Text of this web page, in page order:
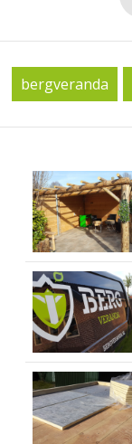
bergveranda